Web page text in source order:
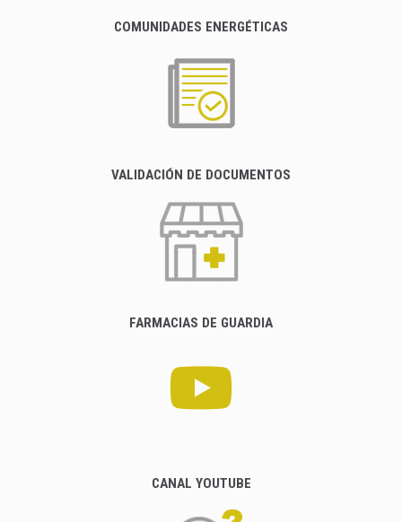
COMUNIDADES ENERGÉTICAS
VALIDACIÓN DE DOCUMENTOS
FARMACIAS DE GUARDIA
CANAL YOUTUBE